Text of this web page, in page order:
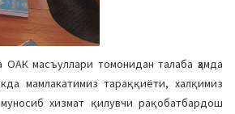
ОАК масъуллари томонидан талаба ҳамда
мамлакатимиз тараққиёти, халқимиз
хизмат қилувчи рақобатбардош